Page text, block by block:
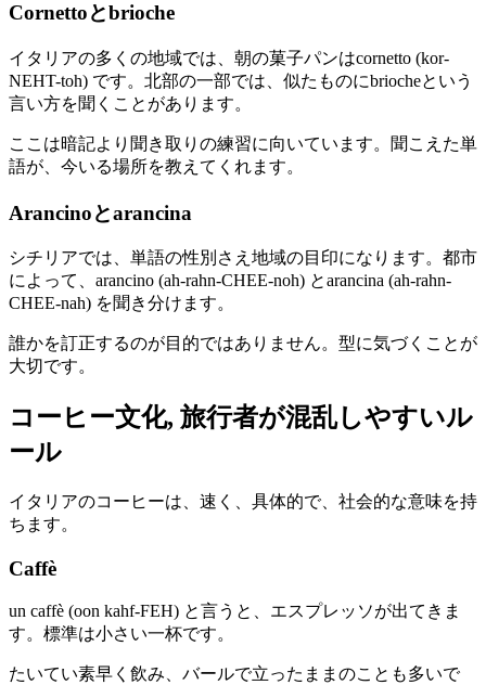
Cornettoとbrioche
イタリアの多くの地域では、朝の菓子パンはcornetto (kor-
NEHT-toh) です。北部の一部では、似たものにbriocheという
言い方を聞くことがあります。
ここは暗記より聞き取りの練習に向いています。聞こえた単
語が、今いる場所を教えてくれます。
Arancinoとarancina
シチリアでは、単語の性別さえ地域の目印になります。都市
によって、arancino (ah-rahn-CHEE-noh) とarancina (ah-rahn-
CHEE-nah) を聞き分けます。
誰かを訂正するのが目的ではありません。型に気づくことが
大切です。
コーヒー文化, 旅行者が混乱しやすいル
ール
イタリアのコーヒーは、速く、具体的で、社会的な意味を持
ちます。
Caffè
un caffè (oon kahf-FEH) と言うと、エスプレッソが出てきま
す。標準は小さい一杯です。
たいてい素早く飲み、バールで立ったままのことも多いで